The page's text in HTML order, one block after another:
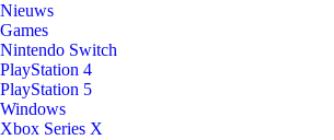
Nieuws
Games
Nintendo Switch
PlayStation 4
PlayStation 5
Windows
Xbox Series X